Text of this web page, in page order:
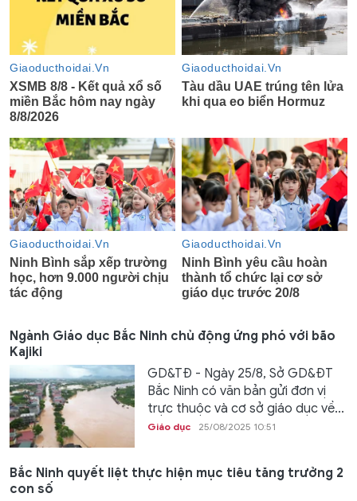
Ngành Giáo dục Bắc Ninh chủ động ứng phó với bão
Kajiki
GD&TĐ - Ngày 25/8, Sở GD&ĐT
Bắc Ninh có văn bản gửi đơn vị
trực thuộc và cơ sở giáo dục về...
Giáo dục 25/08/2025 10:51
Bắc Ninh quyết liệt thực hiện mục tiêu tăng trưởng 2
con số